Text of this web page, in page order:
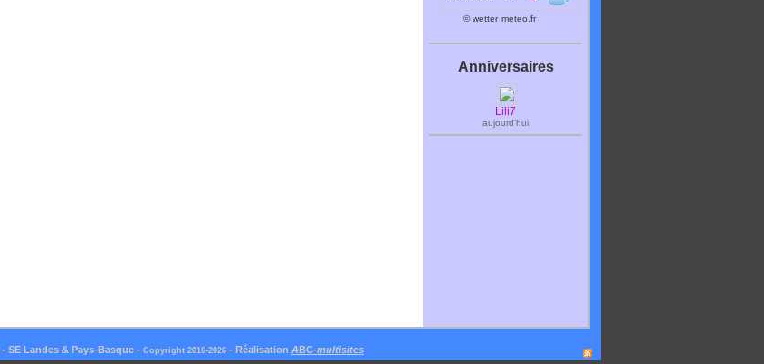
© wetter meteo.fr
Anniversaires
Lili7
aujourd'hui
- SE Landes & Pays-Basque - Copyright 2010-2026 - Réalisation A BC-multisites